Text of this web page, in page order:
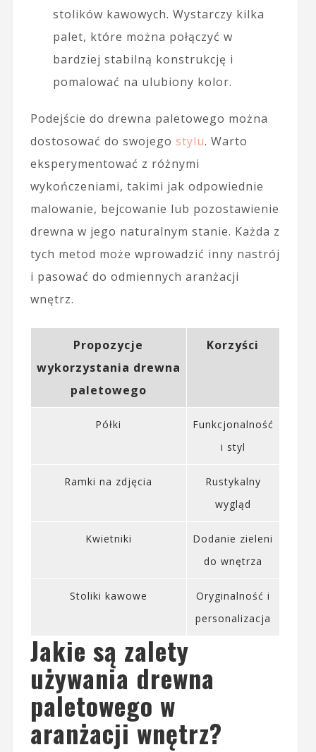
stolików kawowych. Wystarczy kilka
palet, które można połączyć w
bardziej stabilną konstrukcję i
pomalować na ulubiony kolor.
Podejście do drewna paletowego można
dostosować do swojego stylu. Warto
eksperymentować z różnymi
wykończeniami, takimi jak odpowiednie
malowanie, bejcowanie lub pozostawienie
drewna w jego naturalnym stanie. Każda z
tych metod może wprowadzić inny nastrój
i pasować do odmiennych aranżacji
wnętrz.
Propozycje
wykorzystania drewna
paletowego
Korzyści
Półki
Funkcjonalność
i styl
Ramki na zdjęcia
Rustykalny
wygląd
Kwietniki
Dodanie zieleni
do wnętrza
Stoliki kawowe
Oryginalność i
personalizacja
Jakie są zalety
używania drewna
paletowego w
aranżacji wnętrz?